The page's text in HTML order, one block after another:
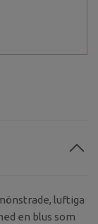
luftiga
en blus som